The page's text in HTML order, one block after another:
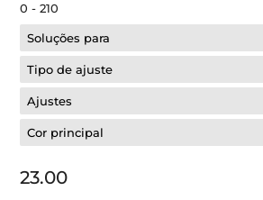
0 - 210
Soluções para
Tipo de ajuste
Ajustes
Cor principal
23.00